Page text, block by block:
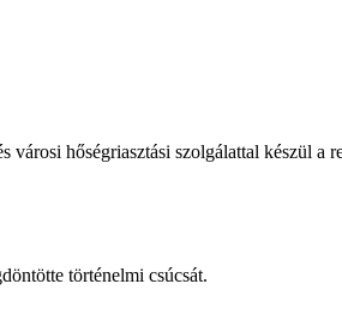
hőségriasztási szolgálattal készül a
történelmi csúcsát.